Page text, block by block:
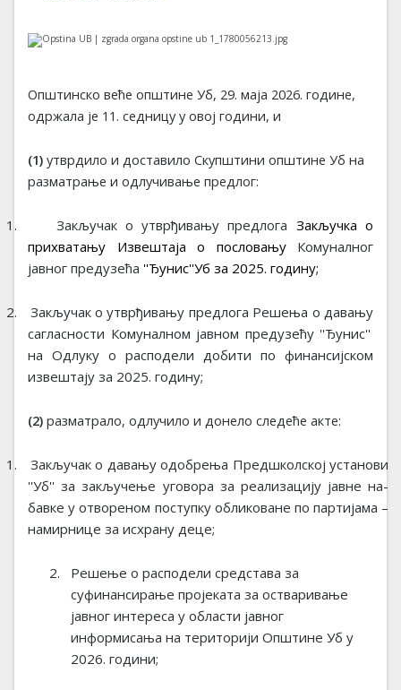
Општинско веће општине Уб, 29. маја 2026. године,
одржала је 11. седницу у овој години, и
(1) утврдило и доставило Скупштини општине Уб на
разматрање и одлучивање предлог:
1. За­кљу­чак о утвр­ђи­ва­њу предлога Закључка о
прихватању Извештаја о пословањуКомуналног
јавног предузећа ''Ђунис''Уб за 2025. годину;
2. Закључак о утврђивању предлога Решења о да­ва­њу
са­гла­сно­сти Комуналном јавном пред­у­зе­ћу''Ђунис''
на Одлуку о расподели добити по финансијском
извештају за 2025. годину;
(2) разматрало, одлучило и донело следеће акте:
1. Закључак о да­ва­њу одо­бре­ња Предшколској установи
''Уб'' за за­кључе­ње уго­во­ра за ре­а­ли­за­ци­ју јав­не на­
бав­кеу отвореном поступку обликоване по партијама –
намирнице за исхрану деце;
2. Решење о расподели средстава за
суфинансирање пројеката за остваривање
јавног интереса у области јавног
информисања на територији Општине Уб у
2026. години;